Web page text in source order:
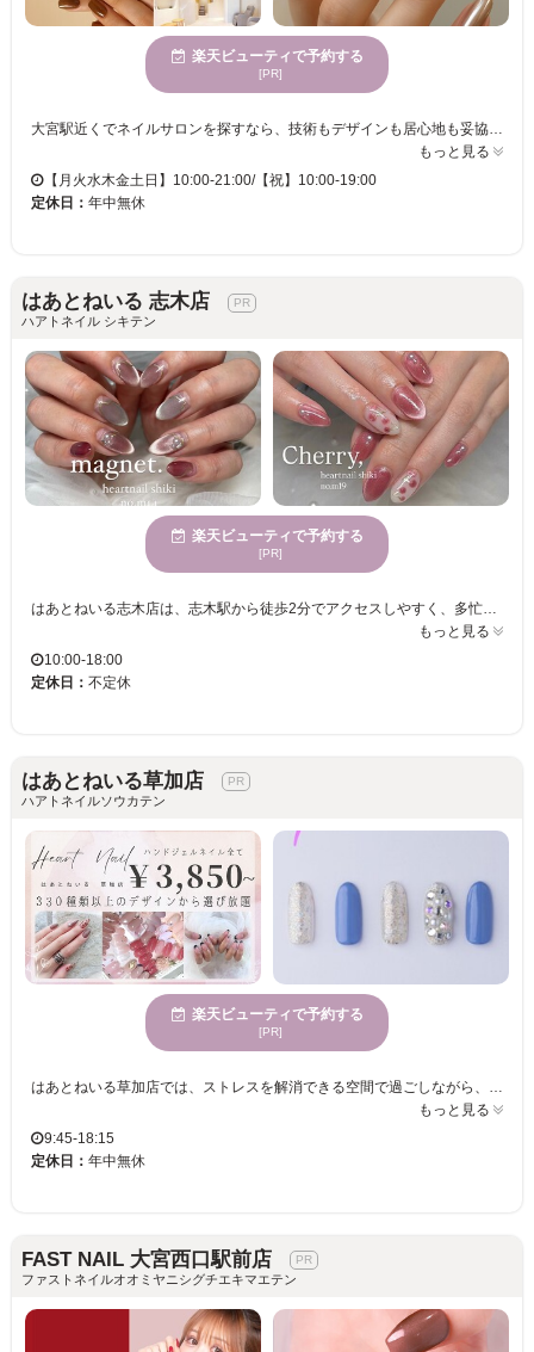
楽天ビューティで予約する
[PR]
大宮駅近くでネイルサロンを探すなら、技術もデザインも居心地も妥協したくない方へ。 当店は、美フォルムにこだわった上品ネイル、手描きアート、キャラクターネイル、フラワーデザイン、ヌーディネイル、マグネットネイル、韓国ネイル、ワンホンネイルなど幅広いご要望に対応できる実力派ネイルサロンです。経験豊富なネイリストが、お客様の雰囲気やお好みに合わせて“似合うネイル”をご提案いたします。さらに、各席にiPadを完備し、Netflixもご覧いただけるため、施術時間も退屈せず快適。 忙しい毎日の中でも、ネイルの時間をほっとできる癒しの時間にしていただけます。大宮で持ちの良いネイル、綺麗な仕上がり、今っぽいデザインを楽しみたい方はぜひご来店ください。
もっと見る
【月火水木金土日】10:00-21:00/【祝】10:00-19:00
定休日： 年中無休
はあとねいる 志木店
ハアトネイル シキテン
楽天ビューティで予約する
[PR]
もっと見る
10:00-18:00
定休日： 不定休
はあとねいる草加店
ハアトネイルソウカテン
楽天ビューティで予約する
[PR]
はあとねいる草加店では、ストレスを解消できる空間で過ごしながら、ネイルの楽しさを体験できます。私たちはあなたが追求するデザインやトレンドに応えられる、多彩な300種類以上のデザインをご用意。季節や地域限定のデザインも楽しめ、お財布に優しい定額制で安心して毎月新しいネイルに挑戦できます。さらに、全てのネイルを1時間で仕上げるスピーディーなサービスを提供、忙しい毎日でも気軽に訪れていただけます。年齢を問わず、多様な方々にご利用いただけるよう心がけており、男性のお客様も大歓迎です。はあとねいる草加店は、あなたの指先を彩り、毎日を楽しくさせるお手伝いをいたします。是非、心身が休まる場所で新しい自分との出逢いをお楽しみください。
もっと見る
9:45-18:15
定休日： 年中無休
FAST NAIL 大宮西口駅前店
ファストネイルオオミヤニシグチエキマエテン